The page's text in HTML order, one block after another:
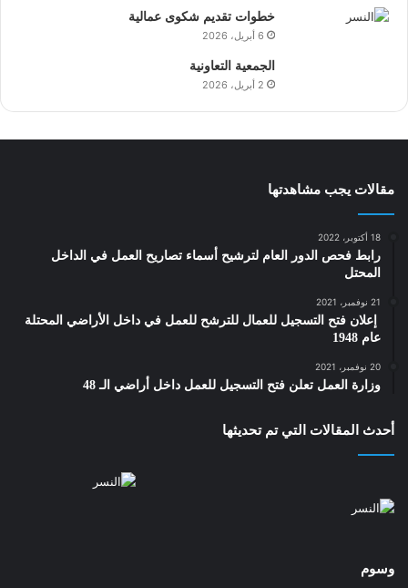
خطوات تقديم شكوى عمالية
6 أبريل، 2026
الجمعية التعاونية
2 أبريل، 2026
مقالات يجب مشاهدتها
18 أكتوبر، 2022
رابط فحص الدور العام لترشيح أسماء تصاريح العمل في الداخل
المحتل
21 نوفمبر، 2021
‎ إعلان فتح التسجيل للعمال للترشح للعمل في داخل الأراضي المحتلة
عام 1948
20 نوفمبر، 2021
وزارة العمل تعلن فتح التسجيل للعمل داخل أراضي الـ 48
أحدث المقالات التي تم تحديثها
وسوم